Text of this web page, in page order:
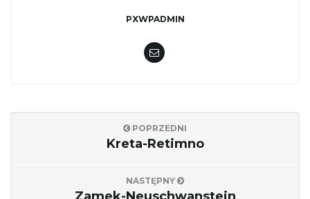
PXWPADMIN
POPRZEDNI
Kreta-Retimno
NASTĘPNY